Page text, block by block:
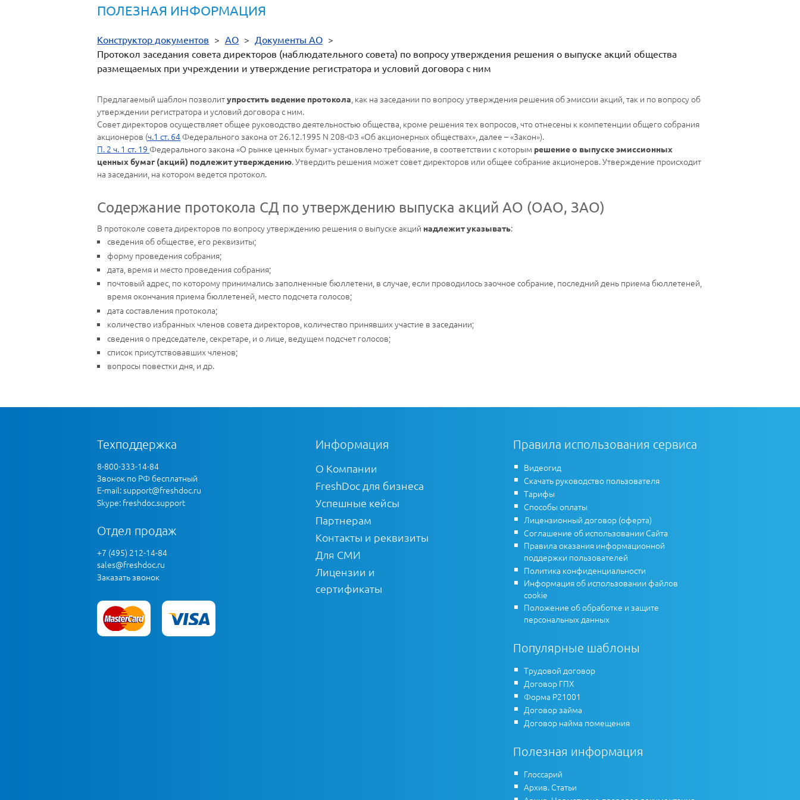
ПОЛЕЗНАЯ ИНФОРМАЦИЯ
Конструктор документов > АО > Документы АО >
Протокол заседания совета директоров (наблюдательного совета) по вопросу утверждения решения о выпуске акций общества
размещаемых при учреждении и утверждение регистратора и условий договора с ним
Предлагаемый шаблон позволитупростить ведение протокола, как на заседании по вопросу утверждения решения об эмиссии акций, так и по вопросу об
утверждении регистратора и условий договора с ним.
Совет директоров осуществляет общее руководство деятельностью общества, кроме решения тех вопросов, что отнесены к компетенции общего собрания
акционеров (ч.1 ст. 64 Федерального закона от 26.12.1995 N 208-ФЗ «Об акционерных обществах», далее – «Закон»).
П. 2 ч. 1 ст. 19 Федерального закона «О рынке ценных бумаг» установлено требование, в соответствии с которым решение о выпуске эмиссионных
ценных бумаг (акций) подлежит утверждению. Утвердить решения может совет директоров или общее собрание акционеров. Утверждение происходит
на заседании, на котором ведется протокол.
Содержание протокола СД по утверждению выпуска акций АО (ОАО, ЗАО)
В протоколе совета директоров по вопросу утверждению решения о выпуске акций надлежит указывать:
сведения об обществе, его реквизиты;
форму проведения собрания;
дата, время и место проведения собрания;
почтовый адрес, по которому принимались заполненные бюллетени, в случае, если проводилось заочное собрание, последний день приема бюллетеней,
время окончания приема бюллетеней, место подсчета голосов;
дата составления протокола;
количество избранных членов совета директоров, количество принявших участие в заседании;
сведения о председателе, секретаре, и о лице, ведущем подсчет голосов;
список присутствовавших членов;
вопросы повестки дня, и др.
Техподдержка
8-800-333-14-84
Звонок по РФ бесплатный
E-mail:support@freshdoc.ru
Skype: freshdoc.support
Отдел продаж
+7 (495) 212-14-84
sales@freshdoc.ru
Заказать звонок
Информация
О Компании
FreshDoc для бизнеса
Успешные кейсы
Партнерам
Контакты и реквизиты
Для СМИ
Лицензии и
сертификаты
Правила использования сервиса
Видеогид
Скачать руководство пользователя
Тарифы
Способы оплаты
Лицензионный договор (оферта)
Соглашение об использовании Сайта
Правила оказания информационной
поддержки пользователей
Политика конфиденциальности
Информация об использовании файлов
cookie
Положение об обработке и защите
персональных данных
Популярные шаблоны
Трудовой договор
Договор ГПХ
Форма Р21001
Договор займа
Договор найма помещения
Полезная информация
Глоссарий
Архив. Статьи